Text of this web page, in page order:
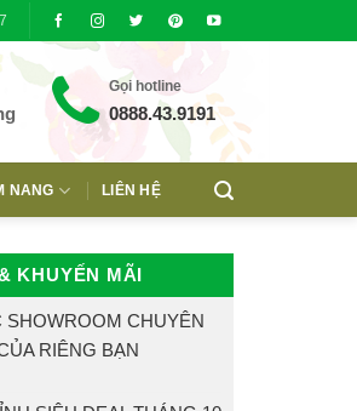
Gọi hotline
0888.43.9191
NANG LIÊN HỆ
KHUYẾN MÃI
SHOWROOM CHUYÊN
RIÊNG BẠN